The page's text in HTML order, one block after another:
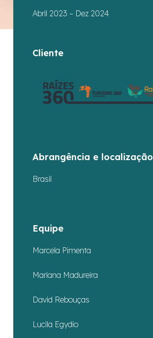
Abril 2023 – Dez 2024
Cliente
Abrangência e localização
Brasil
Equipe
Marcela Pimenta
Mariana Madureira
David Rebouças
Lucila Egydio